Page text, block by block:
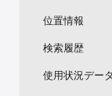
位置情報
検索履歴
使用状況データ